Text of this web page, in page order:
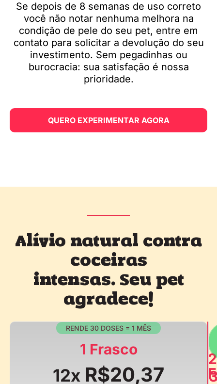
Se depois de 8 semanas de uso correto
você não notar nenhuma melhora na
condição de pele do seu pet, entre em
contato para solicitar a devolução do seu
investimento. Sem pegadinhas ou
burocracia: sua satisfação é nossa
prioridade.
QUERO EXPERIMENTAR AGORA
Alívio natural contra
coceiras
intensas. Seu pet
agradece!
RENDE 30 DOSES = 1 MÊS
1 Frasco
12x R$20,37
2